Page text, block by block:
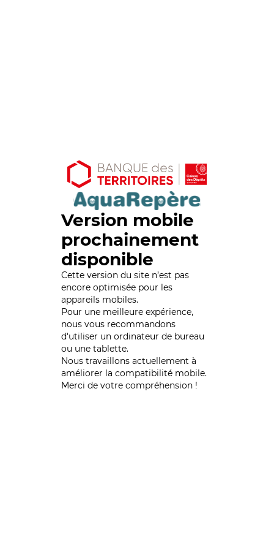
Version mobile
prochainement
disponible
Cette version du site n’est pas
encore optimisée pour les
appareils mobiles.
Pour une meilleure expérience,
nous vous recommandons
d'utiliser un ordinateur de bureau
ou une tablette.
Nous travaillons actuellement à
améliorer la compatibilité mobile.
Merci de votre compréhension !